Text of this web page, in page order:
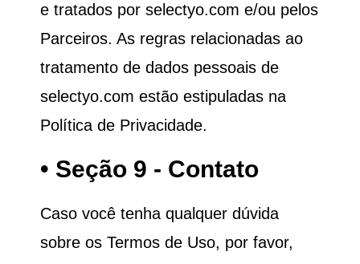
e tratados por selectyo.com e/ou pelos
Parceiros. As regras relacionadas ao
tratamento de dados pessoais de
selectyo.com estão estipuladas na
Política de Privacidade.
• Seção 9 - Contato
Caso você tenha qualquer dúvida
sobre os Termos de Uso, por favor,